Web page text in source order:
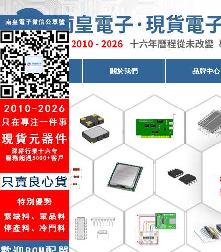
電子元器件代理 關於我們 品牌中心